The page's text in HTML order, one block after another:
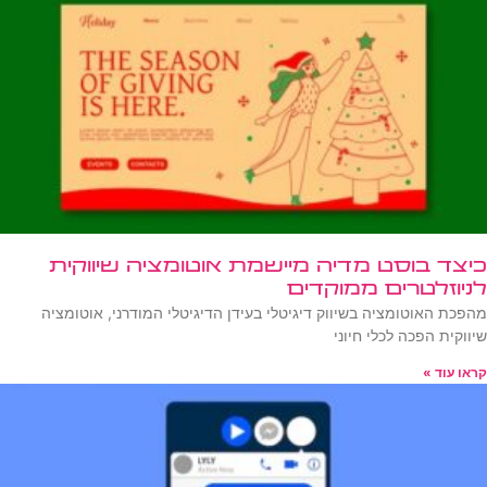
כיצד בוסט מדיה מיישמת אוטומציה שיווקית
לניוזלטרים ממוקדים
מהפכת האוטומציה בשיווק דיגיטלי בעידן הדיגיטלי המודרני, אוטומציה
שיווקית הפכה לכלי חיוני
קראו עוד »